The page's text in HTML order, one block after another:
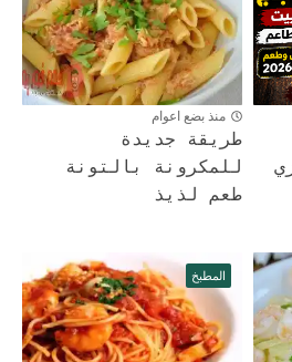
منذ بضع اعوام
طريقة جديدة
للمكرونة بالتونة
طعم لذيذ
المطبخ